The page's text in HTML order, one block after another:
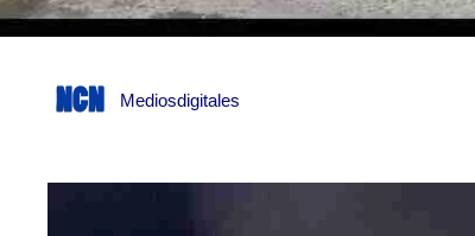
Mediosdigitales